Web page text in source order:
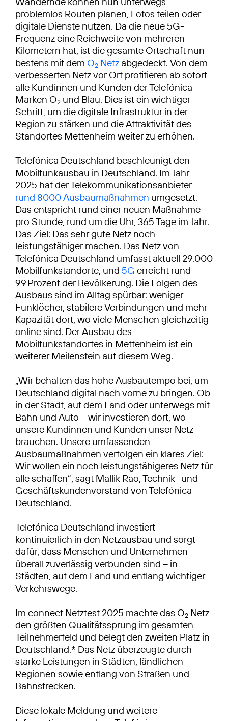
problemlos Routen planen, Fotos teilen oder
digitale Dienste nutzen. Da die neue 5G-
Frequenz eine Reichweite von mehreren
Kilometern hat, ist die gesamte Ortschaft nun
bestens mit dem O2 Netz abgedeckt. Von dem
verbesserten Netz vor Ort profitieren ab sofort
alle Kundinnen und Kunden der Telefónica-
Marken O2 und Blau. Dies ist ein wichtiger
Schritt, um die digitale Infrastruktur in der
Region zu stärken und die Attraktivität des
Standortes Mettenheim weiter zu erhöhen.
Telefónica Deutschland beschleunigt den
Mobilfunkausbau in Deutschland. Im Jahr
2025 hat der Telekommunikationsanbieter
rund 8000 Ausbaumaßnahmen umgesetzt.
Das entspricht rund einer neuen Maßnahme
pro Stunde, rund um die Uhr, 365 Tage im Jahr.
Das Ziel: Das sehr gute Netz noch
leistungsfähiger machen. Das Netz von
Telefónica Deutschland umfasst aktuell 29.000
Mobilfunkstandorte, und 5G erreicht rund
99 Prozent der Bevölkerung. Die Folgen des
Ausbaus sind im Alltag spürbar: weniger
Funklöcher, stabilere Verbindungen und mehr
Kapazität dort, wo viele Menschen gleichzeitig
online sind. Der Ausbau des
Mobilfunkstandortes in Mettenheim ist ein
weiterer Meilenstein auf diesem Weg.
„Wir behalten das hohe Ausbautempo bei, um
Deutschland digital nach vorne zu bringen. Ob
in der Stadt, auf dem Land oder unterwegs mit
Bahn und Auto – wir investieren dort, wo
unsere Kundinnen und Kunden unser Netz
brauchen. Unsere umfassenden
Ausbaumaßnahmen verfolgen ein klares Ziel:
Wir wollen ein noch leistungsfähigeres Netz für
alle schaffen“, sagt Mallik Rao, Technik- und
Geschäftskundenvorstand von Telefónica
Deutschland.
Telefónica Deutschland investiert
kontinuierlich in den Netzausbau und sorgt
dafür, dass Menschen und Unternehmen
überall zuverlässig verbunden sind – in
Städten, auf dem Land und entlang wichtiger
Verkehrswege.
Im connect Netztest 2025 machte das O2 Netz
den größten Qualitätssprung im gesamten
Teilnehmerfeld und belegt den zweiten Platz in
Deutschland.* Das Netz überzeugte durch
starke Leistungen in Städten, ländlichen
Regionen sowie entlang von Straßen und
Bahnstrecken.
Diese lokale Meldung und weitere